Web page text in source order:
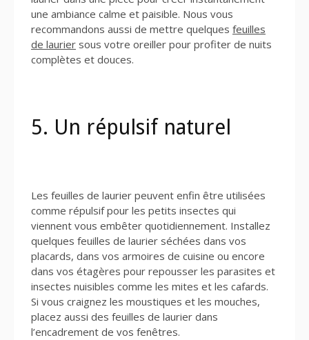
une ambiance calme et paisible. Nous vous
recommandons aussi de mettre quelques feuilles
de laurier sous votre oreiller pour profiter de nuits
complètes et douces.
5. Un répulsif naturel
Les feuilles de laurier peuvent enfin être utilisées
comme répulsif pour les petits insectes qui
viennent vous embêter quotidiennement. Installez
quelques feuilles de laurier séchées dans vos
placards, dans vos armoires de cuisine ou encore
dans vos étagères pour repousser les parasites et
insectes nuisibles comme les mites et les cafards.
Si vous craignez les moustiques et les mouches,
placez aussi des feuilles de laurier dans
l’encadrement de vos fenêtres.